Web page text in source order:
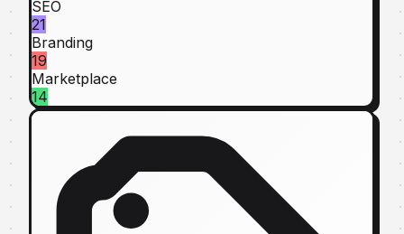
SEO
21
Branding
19
Marketplace
14